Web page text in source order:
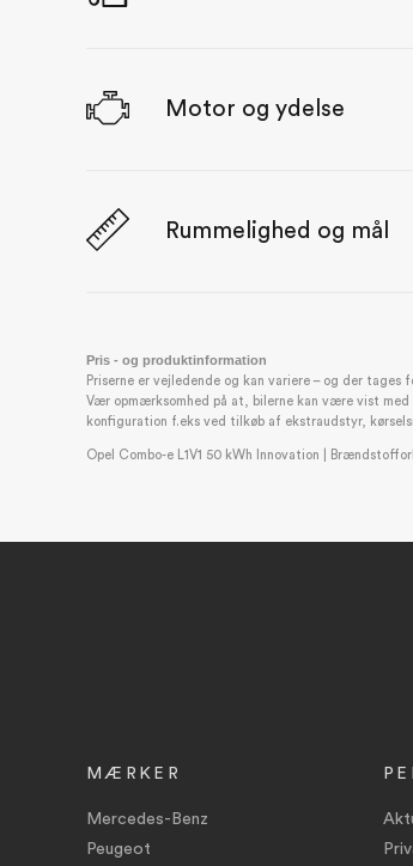
Motor og ydelse
Rummelighed og mål
Pris - og produktinformation
Priserne er vejledende og kan variere – og der
Vær opmærksomhed på at, bilerne kan være vist
konfiguration f.eks ved tilkøb af ekstraudstyr,
Opel Combo-e L1V1 50 kWh Innovation |
MÆRKER
Mercedes-Benz
Peugeot